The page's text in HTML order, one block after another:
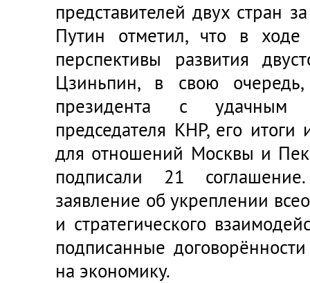
представителей двух стран
Путин отметил, что в
перспективы развития
Цзиньпин, в свою очередь,
президента с
председателя КНР, его
для отношений Москвы и
подписали 21
заявление об укреплении
и стратегического
подписанные
на экономику.